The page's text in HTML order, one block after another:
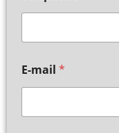
E-mail *